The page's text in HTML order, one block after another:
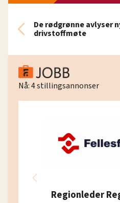
De rødgrønne avlyser
drivstoffmøte
Nå:4stillingsannonser
Regionleder